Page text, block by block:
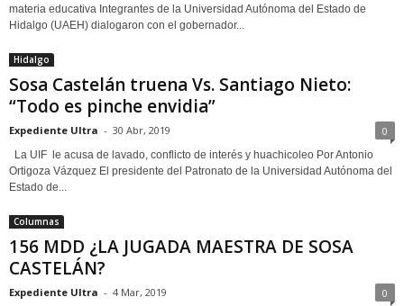
materia educativa Integrantes de la Universidad Autónoma del Estado de
Hidalgo (UAEH) dialogaron con el gobernador...
Hidalgo
Sosa Castelán truena Vs. Santiago Nieto:
“Todo es pinche envidia”
Expediente Ultra - 30 Abr, 2019 0
La UIF le acusa de lavado, conflicto de interés y huachicoleo Por Antonio
Ortigoza Vázquez El presidente del Patronato de la Universidad Autónoma del
Estado de...
Columnas
156 MDD ¿LA JUGADA MAESTRA DE SOSA
CASTELÁN?
Expediente Ultra - 4 Mar, 2019 0